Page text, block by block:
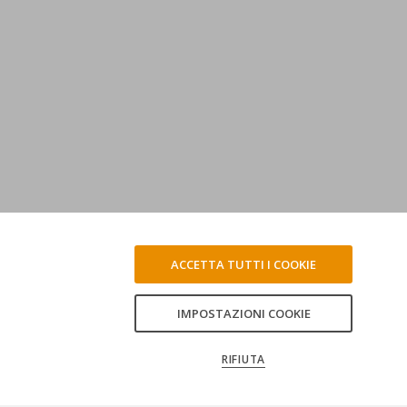
IMPOSTAZIONI COOKIE
RIFIUTA
ACCETTA TUTTI I COOKIE